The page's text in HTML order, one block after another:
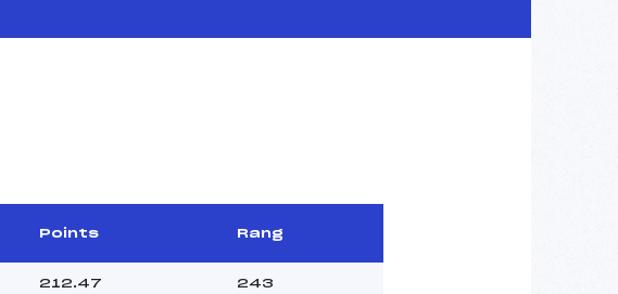
Points Rang
212.47 243